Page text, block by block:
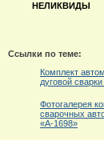
НЕЛИКВИДЫ
Ссылки по теме:
Комплект
дуговой
Фотогалерея
сварочных
«А-1698»